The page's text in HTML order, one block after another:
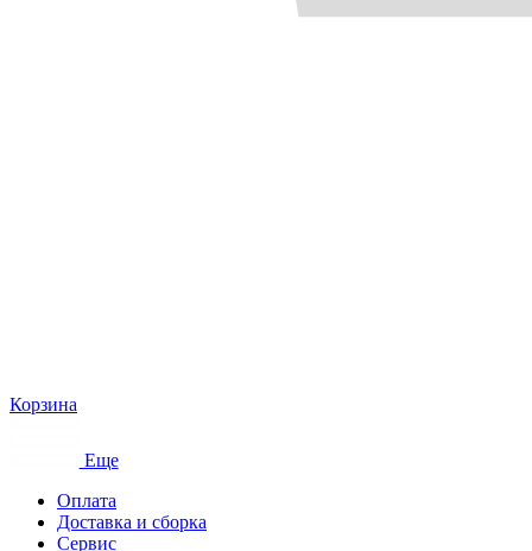
Корзина
Еще
Оплата
Доставка и сборка
Сервис